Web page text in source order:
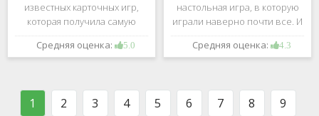
известных карточных игр,
которая получила самую
большую известность среди
всех людей всех возрастных
такого человека, который бы
Средняя оценка: 5.0
настольная игра, в которую
играли наверно почти все. И
это не странно. Эта игра
имеет не сложные правила и
свободное время, но
Средняя оценка: 4.3
1 2 3 4 5 6 7 8 9